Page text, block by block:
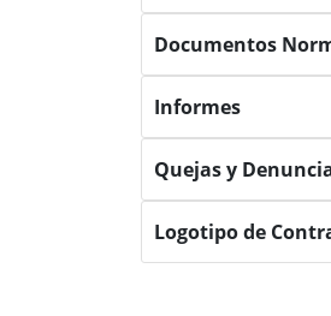
Documentos
Informes
Quejas y
Logotipo de